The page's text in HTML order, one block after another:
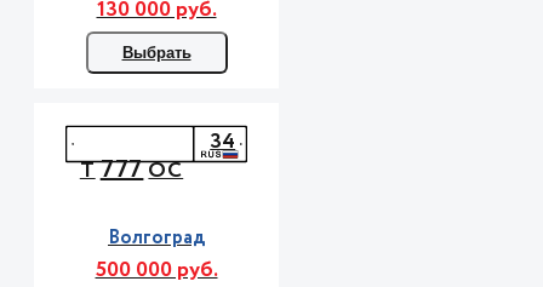
130 000 руб.
Выбрать
Т777ОС
34
Волгоград
500 000 руб.